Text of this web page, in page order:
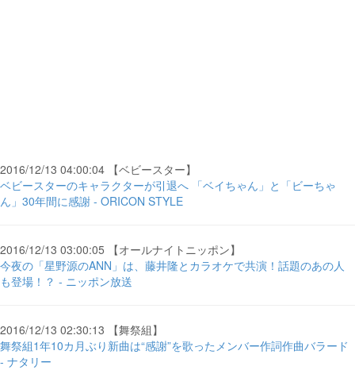
2016/12/13 04:00:04 【ベビースター】
ベビースターのキャラクターが引退へ 「ベイちゃん」と「ビーちゃ
ん」30年間に感謝 - ORICON STYLE
2016/12/13 03:00:05 【オールナイトニッポン】
今夜の「星野源のANN」は、藤井隆とカラオケで共演！話題のあの人
も登場！？ - ニッポン放送
2016/12/13 02:30:13 【舞祭組】
舞祭組1年10カ月ぶり新曲は“感謝”を歌ったメンバー作詞作曲バラード
- ナタリー